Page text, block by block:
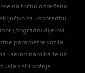
na točno određeno
za usporedbu
(dogradni dijelovi,
parametre vozila
i aerodinamika te uz
stil vožnje